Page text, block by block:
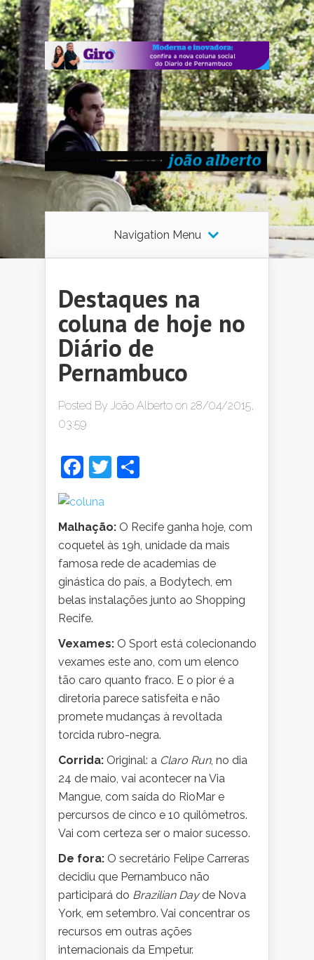
Navigation Menu
Destaques na
coluna de hoje no
Diário de
Pernambuco
Posted By João Alberto on 28/04/2015,
03:59
Facebook
Twitter
Malhação: O Recife ganha hoje, com
coquetel às 19h, unidade da mais
famosa rede de academias de
ginástica do país, a Bodytech, em
belas instalações junto ao Shopping
Recife.
Vexames: O Sport está colecionando
vexames este ano, com um elenco
tão caro quanto fraco. E o pior é a
diretoria parece satisfeita e não
promete mudanças à revoltada
torcida rubro-negra.
Corrida: Original: a Claro Run, no dia
24 de maio, vai acontecer na Via
Mangue, com saída do RioMar e
percursos de cinco e 10 quilômetros.
Vai com certeza ser o maior sucesso.
De fora: O secretário Felipe Carreras
decidiu que Pernambuco não
participará do Brazilian Dayde Nova
York, em setembro. Vai concentrar os
recursos em outras ações
internacionais da Empetur.